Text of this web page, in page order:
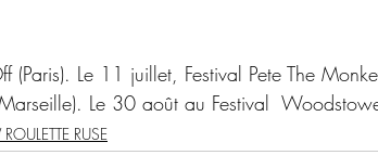
Le 11 juillet, Festival Pete The
Le 30 août au Festival
RUSE